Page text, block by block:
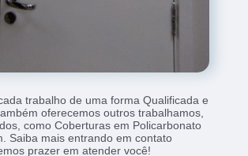
trabalho de uma forma Qualificada e
oferecemos outros trabalhamos,
como Coberturas em Policarbonato
Saiba mais entrando em contato
prazer em atender você!